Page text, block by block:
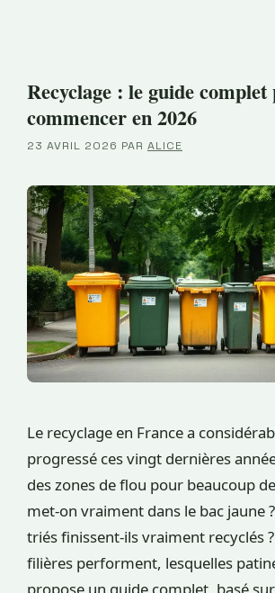
Recyclage : le guide
commencer en 2026
23 AVRIL 2026 PAR ALICE
Le recyclage en France a
progressé ces vingt dernières
des zones de flou pour beaucoup
met-on vraiment dans le bac jaune
triés finissent-ils vraiment recyclés
filières performent, lesquelles